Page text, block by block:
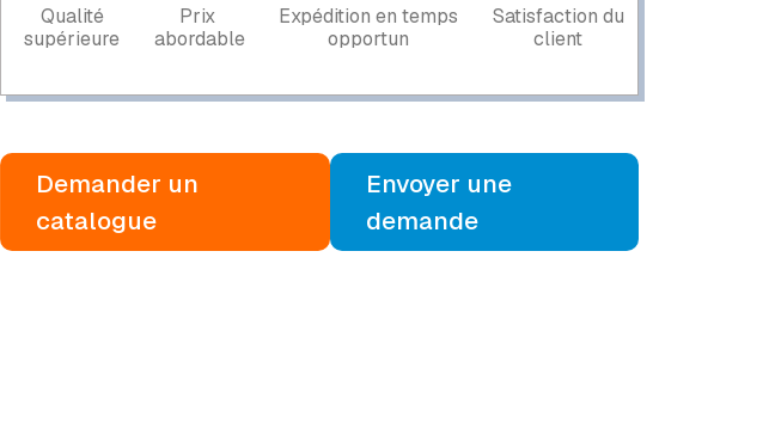
Qualité
supérieure
Prix ​​
abordable
Expédition en temps
opportun
Satisfaction du
client
Demander un
catalogue
Envoyer une
demande